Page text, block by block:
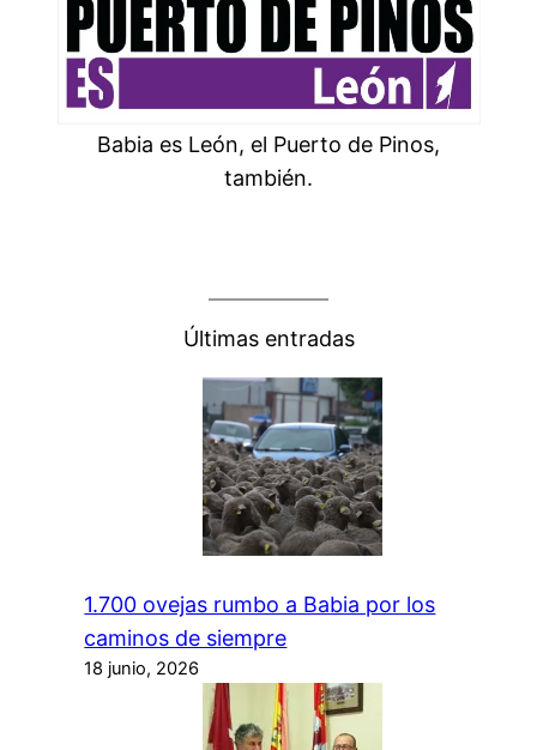
Babia es León, el Puerto de Pinos,
también.
Últimas entradas
1.700 ovejas rumbo a Babia por los
caminos de siempre
18 junio, 2026